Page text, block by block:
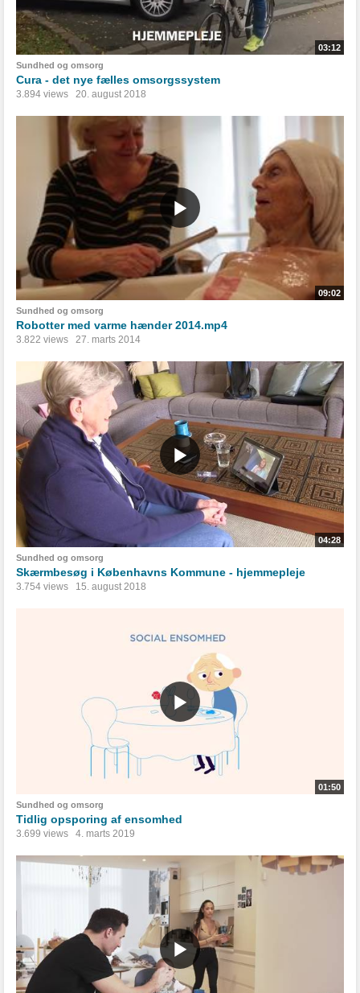
03:12
Sundhed og omsorg
Cura - det nye fælles omsorgssystem
3.894 views 20. august 2018
09:02
Sundhed og omsorg
Robotter med varme hænder 2014.mp4
3.822 views 27. marts 2014
04:28
Sundhed og omsorg
Skærmbesøg i Københavns Kommune - hjemmepleje
3.754 views 15. august 2018
01:50
Sundhed og omsorg
Tidlig opsporing af ensomhed
3.699 views 4. marts 2019